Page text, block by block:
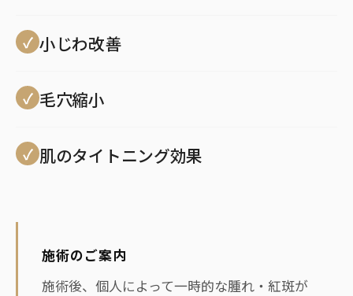
小じわ改善
毛穴縮小
肌のタイトニング効果
施術のご案内
施術後、個人によって一時的な腫れ・紅斑が